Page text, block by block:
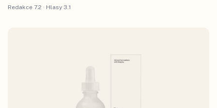
Redakce 7.2 · Hlasy 3.1